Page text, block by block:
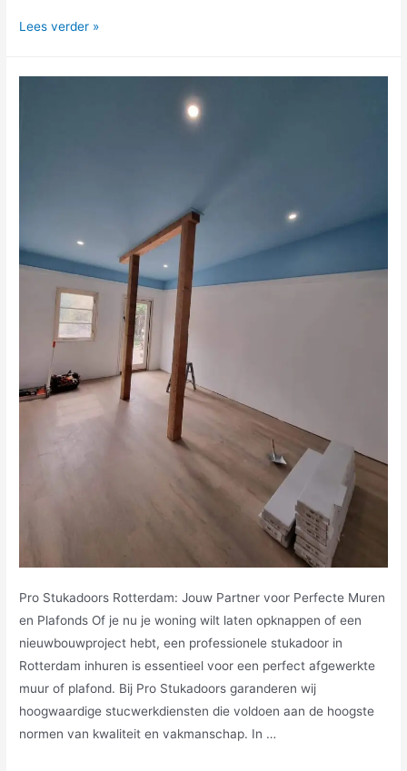
Lees verder »
Pro Stukadoors Rotterdam: Jouw Partner voor Perfecte Muren
en Plafonds Of je nu je woning wilt laten opknappen of een
nieuwbouwproject hebt, een professionele stukadoor in
Rotterdam inhuren is essentieel voor een perfect afgewerkte
muur of plafond. Bij Pro Stukadoors garanderen wij
hoogwaardige stucwerkdiensten die voldoen aan de hoogste
normen van kwaliteit en vakmanschap. In …